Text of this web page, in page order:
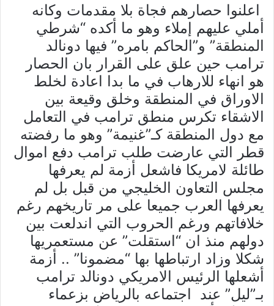
اعلنوا حصارهم فجاة بلا مقدمات وكانه
أملي عليهم إملاء وهو ما أكده “شرطي
المنطقة” و”الحاكم بامره” فيها دونالد
ترامب حين علق على القرار بان الحصار
هو انهاء للارهاب في ما بدا اعادة لخلط
الاوراق في المنطقة وخلق وقيعة بين
الاشقاء تكرس منطق ترامب في التعامل
مع دول المنطقة كـ”غنيمة” وهو ما رفضته
قطر التي عارضت طلب ترامب دفع اموال
طائلة لامريكا فاشعل أزمة لم يعرفها
مجلس التعاون الخليجي من قبل بل لم
يعرفها العرب جميعا على مر تاريخهم رغم
خلافاتهم ورغم الحروب التي اندلعت بين
دولهم منذ ان “استقلت” عن مستعمريها
شكلا وزاد ارتباطها بها “مضمونا” .. أزمة
أشعلها الرئيس الامريكي دونالد ترامب
بـ”ليل” عند اجتماعه بالرياض بزعماء